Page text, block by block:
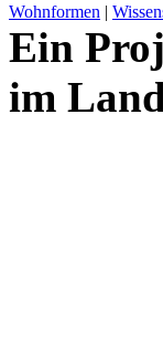
Wohnformen |
Ein
im